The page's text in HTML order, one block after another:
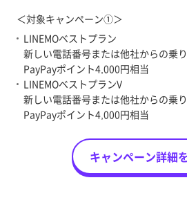
＜対象キャンペーン①＞
LINEMOベストプラン
新しい電話番号または他社からの乗
PayPayポイント4,000円相当
LINEMOベストプランV
新しい電話番号または他社からの乗
PayPayポイント4,000円相当
キャンペーン詳細